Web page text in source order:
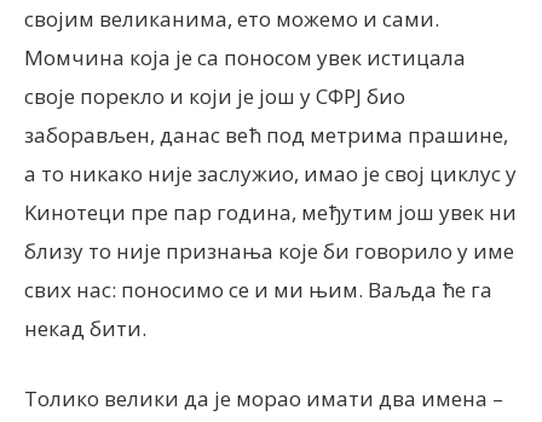
својим великанима, ето можемо и сами.
Момчина која је са поносом увек истицала
своје порекло и који је још у СФРЈ био
заборављен, данас већ под метрима прашине,
а то никако није заслужио, имао је свој циклус у
Kинотеци пре пар година, међутим још увек ни
близу то није признања које би говорило у име
свих нас: поносимо се и ми њим. Ваљда ће га
некад бити.
Толико велики да је морао имати два имена –